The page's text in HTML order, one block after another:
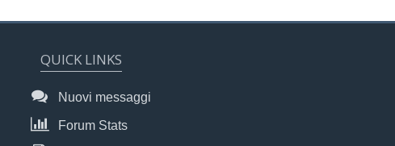
QUICK LINKS
Nuovi messaggi
Forum Stats